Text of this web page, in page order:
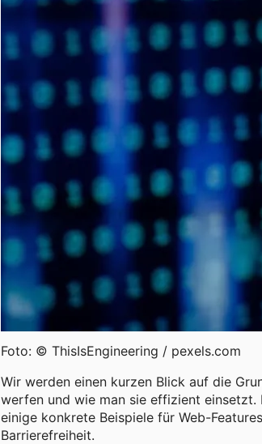
Foto: © ThisIsEngineering / pexels.com
Wir werden einen kurzen Blick auf die
werfen und wie man sie effizient einsetzt.
einige konkrete Beispiele für Web-
Barrierefreiheit.